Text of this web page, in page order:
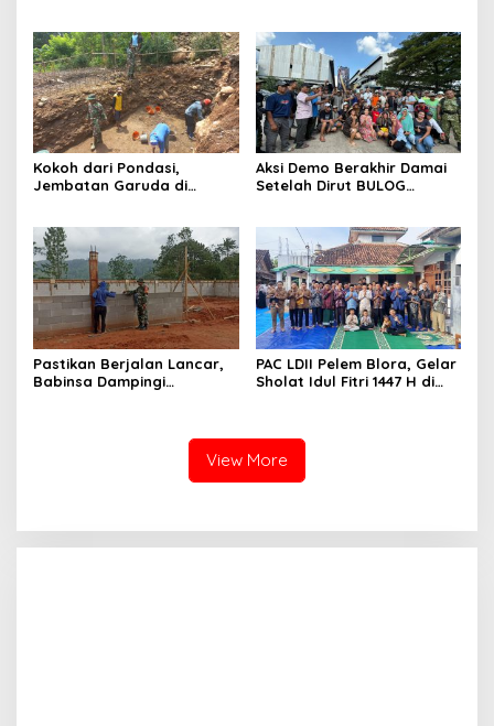
Baru Pariwisata dan
Ketahanan Ekonomi
Kokoh dari Pondasi,
Jembatan Garuda di
Beban Maksimal
Aksi Demo Berakhir Damai
Setelah Dirut BULOG
Blora melalui PT GMM
Sesuai Harga Pemerintah
Pastikan Berjalan Lancar,
Babinsa Dampingi
PAC LDII Pelem Blora, Gelar
Sholat Idul Fitri 1447 H di
View More